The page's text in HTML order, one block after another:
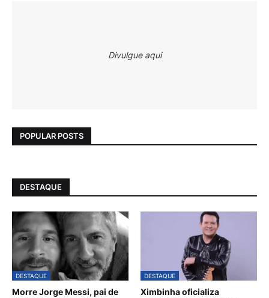
Divulgue aqui
POPULAR POSTS
DESTAQUE
DESTAQUE
Morre Jorge Messi, pai de
DESTAQUE
Ximbinha oficializa